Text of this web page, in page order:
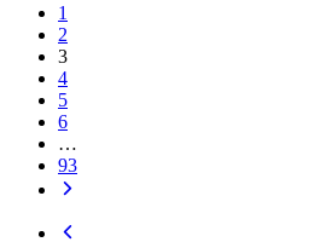
1
2
3
4
5
6
…
93